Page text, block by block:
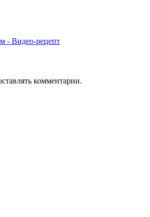
- Видео-рецепт
комментарии.